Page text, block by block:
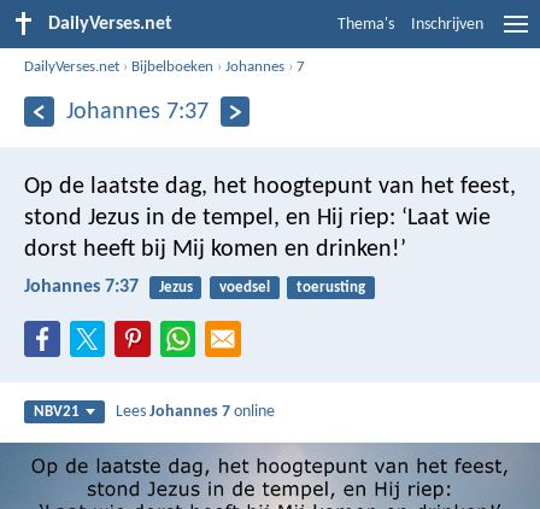
DailyVerses.net Thema's Inschrijven
DailyVerses.net › Bijbelboeken ›Johannes ›7
Johannes 7:37
Op de laatste dag, het hoogtepunt van het feest,
stond Jezus in de tempel, en Hij riep: ‘Laat wie
dorst heeft bij Mij komen en drinken!’
Johannes 7:37 Jezus voedsel toerusting
NBV21 LeesJohannes 7 online